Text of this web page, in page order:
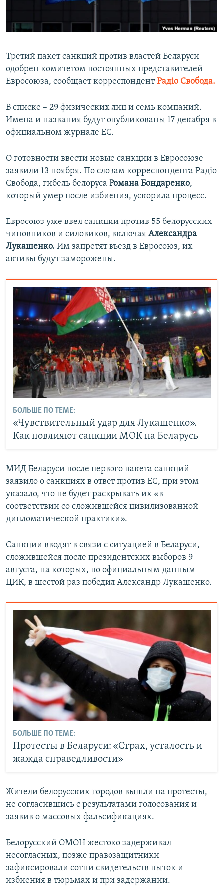
КРЫМ.НЕПОКОРЕННЫЙ
УКРАИНСКАЯ ПРОБЛЕМА КРЫМА
Все сайты RFE/RL
Третий пакет санкций против властей Беларуси
одобрен комитетом постоянных представителей
Евросоюза, сообщает корреспондентРадіо Свобода.
В списке – 29 физических лиц и семь компаний.
Имена и названия будут опубликованы 17 декабря в
официальном журнале ЕС.
О готовности ввести новые санкции в Евросоюзе
заявили 13 ноября. По словам корреспондента Радіо
Свобода, гибель белоруса Романа Бондаренко,
который умер после избиения, ускорила процесс.
Евросоюз уже ввел санкции против 55 белорусских
чиновников и силовиков, включая Александра
Лукашенко. Им запретят въезд в Евросоюз, их
активы будут заморожены.
БОЛЬШЕ ПО ТЕМЕ:
«Чувствительный удар для Лукашенко».
Как повлияют санкции МОК на Беларусь
МИД Беларуси после первого пакета санкций
заявило о санкциях в ответ против ЕС, при этом
указало, что не будет раскрывать их «в
соответствии со сложившейся цивилизованной
дипломатической практики».
Санкции вводят в связи с ситуацией в Беларуси,
сложившейся после президентских выборов 9
августа, на которых, по официальным данным
ЦИК, в шестой раз победил Александр Лукашенко.
БОЛЬШЕ ПО ТЕМЕ:
Протесты в Беларуси: «Страх, усталость и
жажда справедливости»
Жители белорусских городов вышли на протесты,
не согласившись с результатами голосования и
заявив о массовых фальсификациях.
Белорусский ОМОН жестоко задерживал
несогласных, позже правозащитники
зафиксировали сотни свидетельств пыток и
избиения в тюрьмах и при задержании.